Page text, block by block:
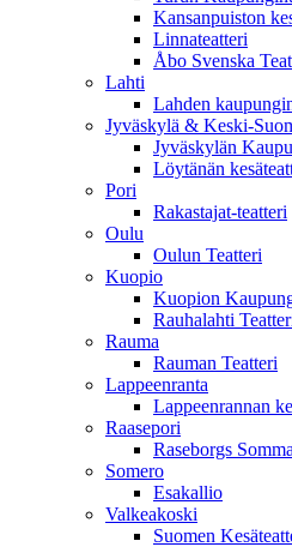
Kansanpuiston
Linnateatteri
Åbo Svenska
Lahti
Lahden
Jyväskylä & Keski-
Jyväskylän
Löytänän
Pori
Rakastajat-teatteri
Oulu
Oulun Teatteri
Kuopio
Kuopion
Rauhalahti
Rauma
Rauman Teatteri
Lappeenranta
Lappeenrannan
Raasepori
Raseborgs
Somero
Esakallio
Valkeakoski
Suomen